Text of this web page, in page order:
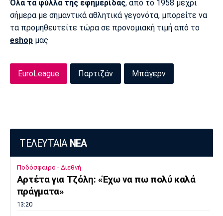
Όλα τα φύλλα της εφημερίδας, από το 1958 μέχρι
σήμερα με σημαντικά αθλητικά γεγονότα, μπορείτε να
τα προμηθευτείτε τώρα σε προνομιακή τιμή από το
eshop μας
EuroLeague Παρτιζάν Μπάγερν
ΤΕΛΕΥΤΑΙΑ ΝΕΑ
Ποδόσφαιρο - Διεθνή
Αρτέτα για Τζόλη: «Έχω να πω πολύ καλά
πράγματα»
13:20